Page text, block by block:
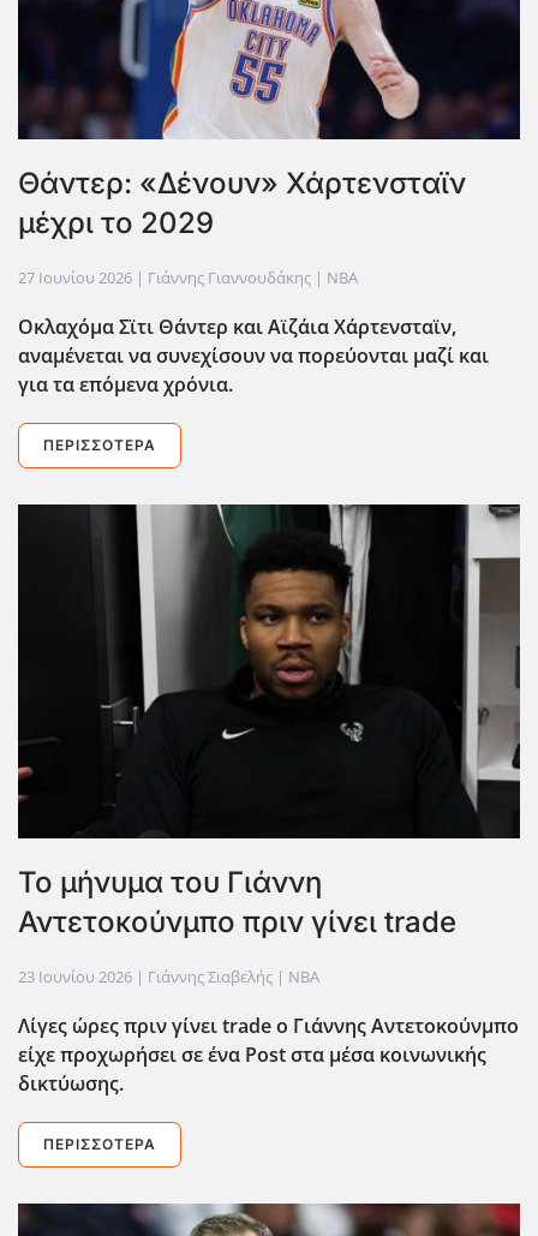
Θάντερ: «Δένουν» Χάρτενσταϊν
μέχρι το 2029
27 Ιουνίου 2026 | Γιάννης Γιαννουδάκης | NBA
Οκλαχόμα Σϊτι Θάντερ και Αϊζάια Χάρτενσταϊν,
αναμένεται να συνεχίσουν να πορεύονται μαζί και
για τα επόμενα χρόνια.
ΠΕΡΙΣΣΌΤΕΡΑ
Το μήνυμα του Γιάννη
Αντετοκούνμπο πριν γίνει trade
23 Ιουνίου 2026 | Γιάννης Σιαβελής | NBA
Λίγες ώρες πριν γίνει trade ο Γιάννης Αντετοκούνμπο
είχε προχωρήσει σε ένα Post στα μέσα κοινωνικής
δικτύωσης.
ΠΕΡΙΣΣΌΤΕΡΑ